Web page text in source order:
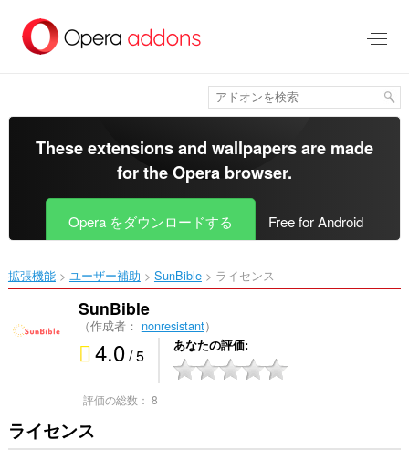
メ
ツ
移
These extensions and wallpapers are made
for theOpera browser.
Opera をダウンロードする Free for Android
拡張機能 ユーザー補助 SunBible‎ ライセンス
SunBible
（作成者： nonresistant）
4.0/ 5 あなたの評価
評価の総数： 8
ライセンス